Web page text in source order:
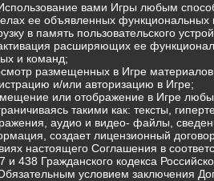
вами Игры любым
ее объявленных функциональных
в память пользовательского
расширяющих ее
и команд;
размещенных в Игре
и/или авторизацию в Игре;
или отображение в Игре
такими как: тексты,
аудио и видео- файлы,
создает лицензионный
настоящего Соглашения в
и 438 Гражданского кодекса
условием заключения